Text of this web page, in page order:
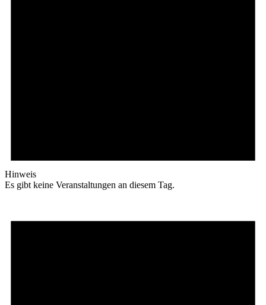
Hinweis
Es gibt keine Veranstaltungen an diesem Tag.